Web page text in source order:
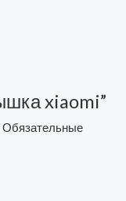
xiaomi”
Обязательные